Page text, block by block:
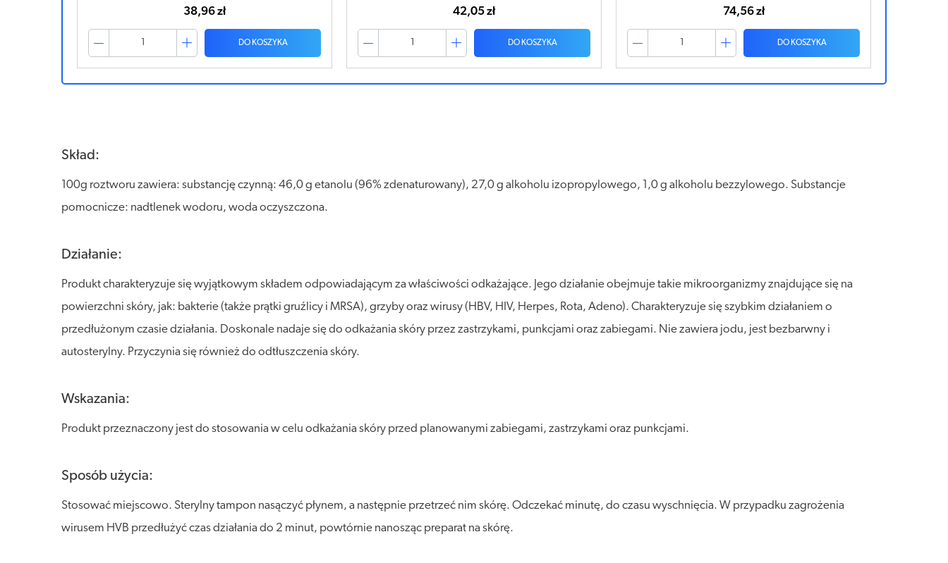
38,96 zł
DO KOSZYKA
42,05 zł
DO KOSZYKA
74,56 zł
DO KOSZYKA
Skład:
100g roztworu zawiera: substancję czynną: 46,0 g etanolu (96% zdenaturowany), 27,0 g alkoholu izopropylowego, 1,0 g alkoholu bezzylowego. Substancje
pomocnicze: nadtlenek wodoru, woda oczyszczona.
Działanie:
Produkt charakteryzuje się wyjątkowym składem odpowiadającym za właściwości odkażające. Jego działanie obejmuje takie mikroorganizmy znajdujące się na
powierzchni skóry, jak: bakterie (także prątki gruźlicy i MRSA), grzyby oraz wirusy (HBV, HIV, Herpes, Rota, Adeno). Charakteryzuje się szybkim działaniem o
przedłużonym czasie działania. Doskonale nadaje się do odkażania skóry przez zastrzykami, punkcjami oraz zabiegami. Nie zawiera jodu, jest bezbarwny i
autosterylny. Przyczynia się również do odtłuszczenia skóry.
Wskazania:
Produkt przeznaczony jest do stosowania w celu odkażania skóry przed planowanymi zabiegami, zastrzykami oraz punkcjami.
Sposób użycia:
Stosować miejscowo. Sterylny tampon nasączyć płynem, a następnie przetrzeć nim skórę. Odczekać minutę, do czasu wyschnięcia. W przypadku zagrożenia
wirusem HVB przedłużyć czas działania do 2 minut, powtórnie nanosząc preparat na skórę.